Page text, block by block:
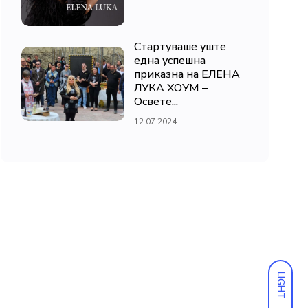
LIGHT
Стартуваше уште
една успешна
приказна на ЕЛЕНА
ЛУКА ХОУМ –
Освете...
12.07.2024